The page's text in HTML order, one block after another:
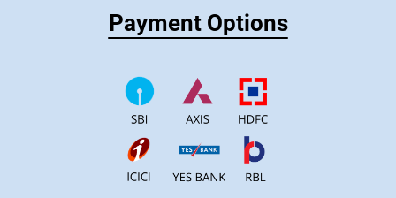
Payment Options